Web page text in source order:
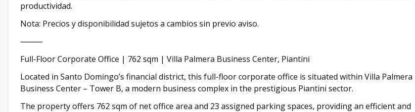
productividad.
Nota: Precios y disponibilidad sujetos a cambios sin previo aviso.
⸻
Full-Floor Corporate Office | 762 sqm | Villa Palmera Business Center, Piantini
Located in Santo Domingo’s financial district, this full-floor corporate office is situated within Villa Palmera
Business Center – Tower B, a modern business complex in the prestigious Piantini sector.
The property offers 762 sqm of net office area and 23 assigned parking spaces, providing an efficient and